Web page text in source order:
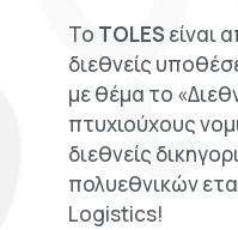
Το TOLES είναι
διεθνείς
με θέμα το
πτυχιούχους
διεθνείς
πολυεθνικών
Logistics!